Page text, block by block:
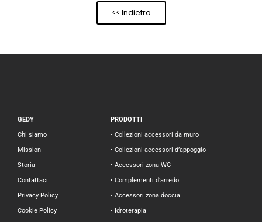
<< Indietro
GEDY
Chi siamo
Mission
Storia
Contattaci
Privacy Policy
Cookie Policy
PRODOTTI
• Collezioni accessori da muro
• Collezioni accessori d’appoggio
• Accessori zona WC
• Complementi d’arredo
• Accessori zona doccia
• Idroterapia